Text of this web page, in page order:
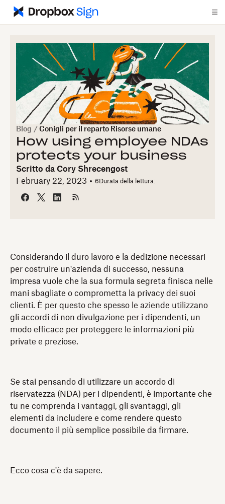
Blog / Conigli per il reparto Risorse umane
How using employee NDAs
protects your business
Scritto da Cory Shrecengost
February 22, 2023
6 Durata della lettura:
Considerando il duro lavoro e la dedizione necessari
per costruire un'azienda di successo, nessuna
impresa vuole che la sua formula segreta finisca nelle
mani sbagliate o comprometta la privacy dei suoi
clienti. È per questo che spesso le aziende utilizzano
gli accordi di non divulgazione per i dipendenti, un
modo efficace per proteggere le informazioni più
private e preziose.
Se stai pensando di utilizzare un accordo di
riservatezza (NDA) per i dipendenti, è importante che
tu ne comprenda i vantaggi, gli svantaggi, gli
elementi da includere e come rendere questo
documento il più semplice possibile da firmare.
Ecco cosa c'è da sapere.